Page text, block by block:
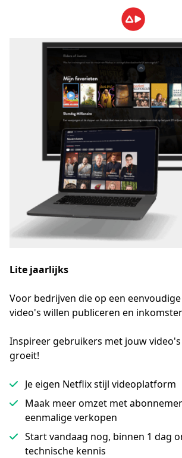
Lite jaarlijks
Voor bedrijven die op een
video's willen publiceren en
Inspireer gebruikers met jouw
groeit!
Je eigen Netflix stijl videoplatform
Maak meer omzet met
eenmalige verkopen
Start vandaag nog, binnen 1 dag
technische kennis